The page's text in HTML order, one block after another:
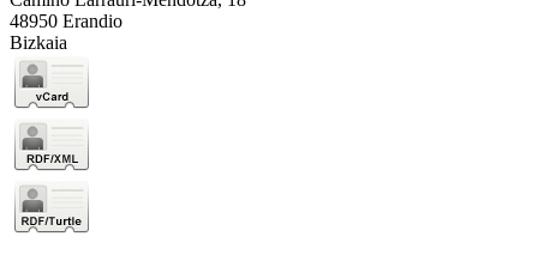
48950 Erandio
Bizkaia